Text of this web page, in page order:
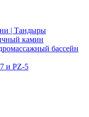
| Тандыры
камин
бассейн
и PZ-5